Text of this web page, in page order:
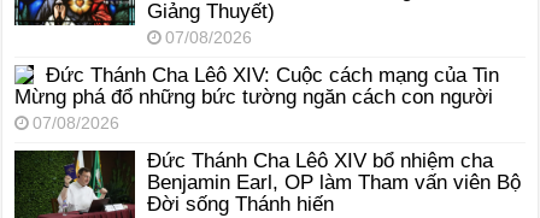
Giảng Thuyết)
07/08/2026
Đức Thánh Cha Lêô XIV: Cuộc cách mạng của Tin
Mừng phá đổ những bức tường ngăn cách con người
07/08/2026
Đức Thánh Cha Lêô XIV bổ nhiệm cha
Benjamin Earl, OP làm Tham vấn viên Bộ
Đời sống Thánh hiến